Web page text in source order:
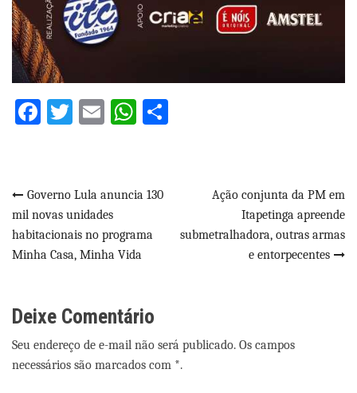
Facebook
Twitter
EmailWhatsApp
Navegação
de
Post
Governo Lula anuncia 130
mil novas unidades
habitacionais no programa
Minha Casa, Minha Vida
Ação conjunta da PM em
Itapetinga apreende
submetralhadora, outras armas
e entorpecentes
Deixe Comentário
Seu endereço de e-mail não será publicado. Os campos
necessários são marcados com *.